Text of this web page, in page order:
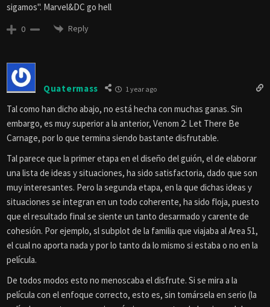
sigamos". Marvel&DC go hell
0 Reply
Quatermass 1 year ago
Tal como han dicho abajo, no está hecha con muchas ganas. Sin
embargo, es muy superior a la anterior, Venom 2: Let There Be
Carnage, por lo que termina siendo bastante disfrutable.
Tal parece que la primer etapa en el diseño del guión, el de elaborar
una lista de ideas y situaciones, ha sido satisfactoria, dado que son
muy interesantes. Pero la segunda etapa, en la que dichas ideas y
situaciones se integran en un todo coherente, ha sido floja, puesto
que el resultado final se siente un tanto desarmado y carente de
cohesión. Por ejemplo, sl subplot de la familia que viajaba al Area 51,
el cual no aporta nada y por lo tanto da lo mismo si estaba o no en la
película.
De todos modos esto no menoscaba el disfrute. Si se mira a la
película con el enfoque correcto, esto es, sin tomársela en serio (la